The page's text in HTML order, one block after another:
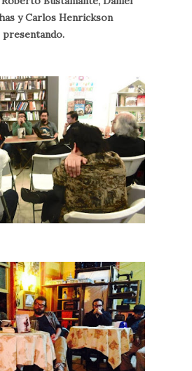
y Carlos Henrickson
presentando.